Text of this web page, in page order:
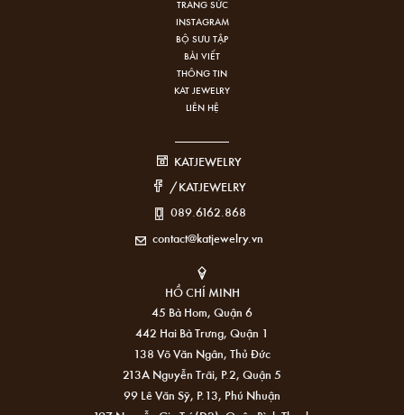
TRANG SỨC
INSTAGRAM
BỘ SƯU TẬP
BÀI VIẾT
THÔNG TIN
KAT JEWELRY
LIÊN HỆ
KATJEWELRY
/KATJEWELRY
089.6162.868
contact@katjewelry.vn
HỒ CHÍ MINH
45 Bà Hom, Quận 6
442 Hai Bà Trưng, Quận 1
138 Võ Văn Ngân, Thủ Đức
213A Nguyễn Trãi, P.2, Quận 5
99 Lê Văn Sỹ, P.13, Phú Nhuận